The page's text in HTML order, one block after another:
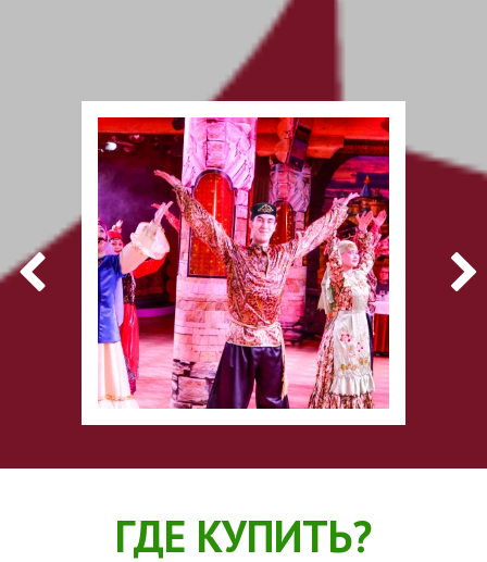
ГДЕ КУПИТЬ?